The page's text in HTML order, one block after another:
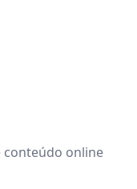
conteúdo online